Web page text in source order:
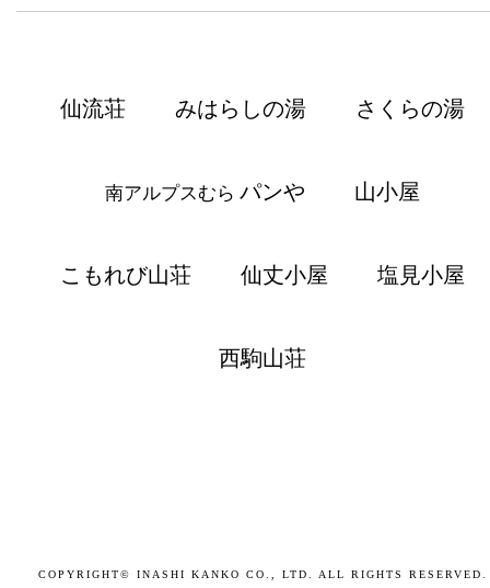
仙流荘 みはらしの湯 さくらの湯
南アルプスむら パンや 山小屋
こもれび山荘 仙丈小屋 塩見小屋
西駒山荘
COPYRIGHT© INASHI KANKO CO., LTD. ALL RIGHTS RESERVED.